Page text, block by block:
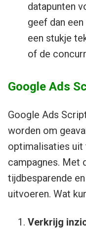
datapunten
geef dan
een stukje
of de
Google Ads
Google Ads
worden om
optimalisaties uit
campagnes. Met
tijdbesparende
uitvoeren. Wat
Verkrijg